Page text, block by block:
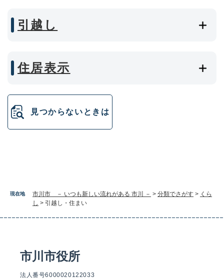
現在地 市川市 － いつも新しい流れがある 市川 － > 分類でさがす > くら
し > 引越し・住まい
引越し
住居表示
見つからないときは
市川市役所
法人番号6000020122033